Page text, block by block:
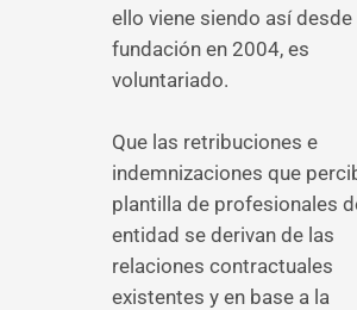
ello viene siendo así desde
fundación en 2004, es
voluntariado.
Que las retribuciones e
indemnizaciones que
plantilla de profesionales
entidad se derivan de las
relaciones contractuales
existentes y en base a la